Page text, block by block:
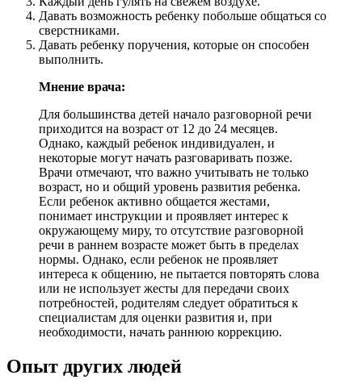
Давать возможность ребенку побольше общаться со
сверстниками.
Давать ребенку поручения, которые он способен
выполнить.
Мнение врача:
Для большинства детей начало разговорной речи
приходится на возраст от 12 до 24 месяцев.
Однако, каждый ребенок индивидуален, и
некоторые могут начать разговаривать позже.
Врачи отмечают, что важно учитывать не только
возраст, но и общий уровень развития ребенка.
Если ребенок активно общается жестами,
понимает инструкции и проявляет интерес к
окружающему миру, то отсутствие разговорной
речи в раннем возрасте может быть в пределах
нормы. Однако, если ребенок не проявляет
интереса к общению, не пытается повторять слова
или не использует жесты для передачи своих
потребностей, родителям следует обратиться к
специалистам для оценки развития и, при
необходимости, начать раннюю коррекцию.
Опыт других людей